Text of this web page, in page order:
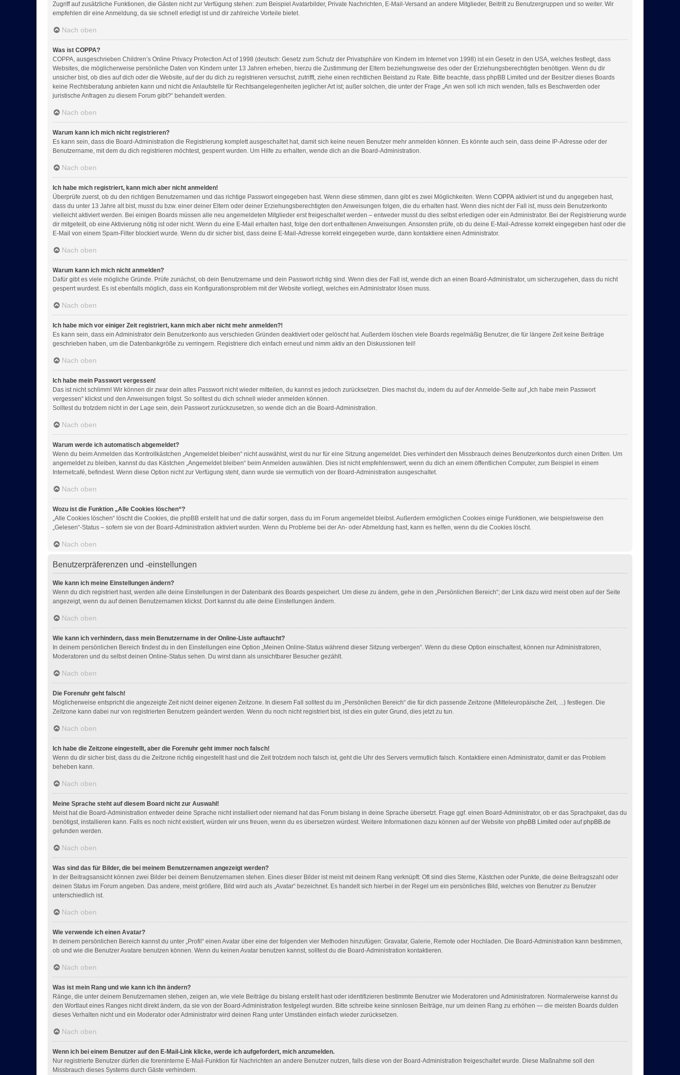
Zugriff auf zusätzliche Funktionen, die Gästen nicht zur Verfügung stehen: zum Beispiel Avatarbilder, Private Nachrichten, E-Mail-Versand an andere Mitglieder, Beitritt zu Benutzergruppen und so weiter. Wir
empfehlen dir eine Anmeldung, da sie schnell erledigt ist und dir zahlreiche Vorteile bietet.
Nach oben
Was ist COPPA?
COPPA, ausgeschrieben Children’s Online Privacy Protection Act of 1998 (deutsch: Gesetz zum Schutz der Privatsphäre von Kindern im Internet von 1998) ist ein Gesetz in den USA, welches festlegt, dass
Websites, die möglicherweise persönliche Daten von Kindern unter 13 Jahren erheben, hierzu die Zustimmung der Eltern beziehungsweise des oder der Erziehungsberechtigten benötigen. Wenn du dir
unsicher bist, ob dies auf dich oder die Website, auf der du dich zu registrieren versuchst, zutrifft, ziehe einen rechtlichen Beistand zu Rate. Bitte beachte, dass phpBB Limited und der Besitzer dieses Boards
keine Rechtsberatung anbieten kann und nicht die Anlaufstelle für Rechtsangelegenheiten jeglicher Art ist; außer solchen, die unter der Frage „An wen soll ich mich wenden, falls es Beschwerden oder
juristische Anfragen zu diesem Forum gibt?“ behandelt werden.
Nach oben
Warum kann ich mich nicht registrieren?
Es kann sein, dass die Board-Administration die Registrierung komplett ausgeschaltet hat, damit sich keine neuen Benutzer mehr anmelden können. Es könnte auch sein, dass deine IP-Adresse oder der
Benutzername, mit dem du dich registrieren möchtest, gesperrt wurden. Um Hilfe zu erhalten, wende dich an die Board-Administration.
Nach oben
Ich habe mich registriert, kann mich aber nicht anmelden!
Überprüfe zuerst, ob du den richtigen Benutzernamen und das richtige Passwort eingegeben hast. Wenn diese stimmen, dann gibt es zwei Möglichkeiten. Wenn COPPA aktiviert ist und du angegeben hast,
dass du unter 13 Jahre alt bist, musst du bzw. einer deiner Eltern oder deiner Erziehungsberechtigten den Anweisungen folgen, die du erhalten hast. Wenn dies nicht der Fall ist, muss dein Benutzerkonto
vielleicht aktiviert werden. Bei einigen Boards müssen alle neu angemeldeten Mitglieder erst freigeschaltet werden – entweder musst du dies selbst erledigen oder ein Administrator. Bei der Registrierung wurde
dir mitgeteilt, ob eine Aktivierung nötig ist oder nicht. Wenn du eine E-Mail erhalten hast, folge den dort enthaltenen Anweisungen. Ansonsten prüfe, ob du deine E-Mail-Adresse korrekt eingegeben hast oder die
E-Mail von einem Spam-Filter blockiert wurde. Wenn du dir sicher bist, dass deine E-Mail-Adresse korrekt eingegeben wurde, dann kontaktiere einen Administrator.
Nach oben
Warum kann ich mich nicht anmelden?
Dafür gibt es viele mögliche Gründe. Prüfe zunächst, ob dein Benutzername und dein Passwort richtig sind. Wenn dies der Fall ist, wende dich an einen Board-Administrator, um sicherzugehen, dass du nicht
gesperrt wurdest. Es ist ebenfalls möglich, dass ein Konfigurationsproblem mit der Website vorliegt, welches ein Administrator lösen muss.
Nach oben
Ich habe mich vor einiger Zeit registriert, kann mich aber nicht mehr anmelden?!
Es kann sein, dass ein Administrator dein Benutzerkonto aus verschieden Gründen deaktiviert oder gelöscht hat. Außerdem löschen viele Boards regelmäßig Benutzer, die für längere Zeit keine Beiträge
geschrieben haben, um die Datenbankgröße zu verringern. Registriere dich einfach erneut und nimm aktiv an den Diskussionen teil!
Nach oben
Ich habe mein Passwort vergessen!
Das ist nicht schlimm! Wir können dir zwar dein altes Passwort nicht wieder mitteilen, du kannst es jedoch zurücksetzen. Dies machst du, indem du auf der Anmelde-Seite auf „Ich habe mein Passwort
vergessen“ klickst und den Anweisungen folgst. So solltest du dich schnell wieder anmelden können.
Solltest du trotzdem nicht in der Lage sein, dein Passwort zurückzusetzen, so wende dich an die Board-Administration.
Nach oben
Warum werde ich automatisch abgemeldet?
Wenn du beim Anmelden das Kontrollkästchen „Angemeldet bleiben“ nicht auswählst, wirst du nur für eine Sitzung angemeldet. Dies verhindert den Missbrauch deines Benutzerkontos durch einen Dritten. Um
angemeldet zu bleiben, kannst du das Kästchen „Angemeldet bleiben“ beim Anmelden auswählen. Dies ist nicht empfehlenswert, wenn du dich an einem öffentlichen Computer, zum Beispiel in einem
Internetcafé, befindest. Wenn diese Option nicht zur Verfügung steht, dann wurde sie vermutlich von der Board-Administration ausgeschaltet.
Nach oben
Wozu ist die Funktion „Alle Cookies löschen“?
„Alle Cookies löschen“ löscht die Cookies, die phpBB erstellt hat und die dafür sorgen, dass du im Forum angemeldet bleibst. Außerdem ermöglichen Cookies einige Funktionen, wie beispielsweise den
„Gelesen“-Status – sofern sie von der Board-Administration aktiviert wurden. Wenn du Probleme bei der An- oder Abmeldung hast, kann es helfen, wenn du die Cookies löscht.
Nach oben
Benutzerpräferenzen und -einstellungen
Wie kann ich meine Einstellungen ändern?
Wenn du dich registriert hast, werden alle deine Einstellungen in der Datenbank des Boards gespeichert. Um diese zu ändern, gehe in den „Persönlichen Bereich“; der Link dazu wird meist oben auf der Seite
angezeigt, wenn du auf deinen Benutzernamen klickst. Dort kannst du alle deine Einstellungen ändern.
Nach oben
Wie kann ich verhindern, dass mein Benutzername in der Online-Liste auftaucht?
In deinem persönlichen Bereich findest du in den Einstellungen eine Option „Meinen Online-Status während dieser Sitzung verbergen“. Wenn du diese Option einschaltest, können nur Administratoren,
Moderatoren und du selbst deinen Online-Status sehen. Du wirst dann als unsichtbarer Besucher gezählt.
Nach oben
Die Forenuhr geht falsch!
Möglicherweise entspricht die angezeigte Zeit nicht deiner eigenen Zeitzone. In diesem Fall solltest du im „Persönlichen Bereich“ die für dich passende Zeitzone (Mitteleuropäische Zeit, ...) festlegen. Die
Zeitzone kann dabei nur von registrierten Benutzern geändert werden. Wenn du noch nicht registriert bist, ist dies ein guter Grund, dies jetzt zu tun.
Nach oben
Ich habe die Zeitzone eingestellt, aber die Forenuhr geht immer noch falsch!
Wenn du dir sicher bist, dass du die Zeitzone richtig eingestellt hast und die Zeit trotzdem noch falsch ist, geht die Uhr des Servers vermutlich falsch. Kontaktiere einen Administrator, damit er das Problem
beheben kann.
Nach oben
Meine Sprache steht auf diesem Board nicht zur Auswahl!
Meist hat die Board-Administration entweder deine Sprache nicht installiert oder niemand hat das Forum bislang in deine Sprache übersetzt. Frage ggf. einen Board-Administrator, ob er das Sprachpaket, das du
benötigst, installieren kann. Falls es noch nicht existiert, würden wir uns freuen, wenn du es übersetzen würdest. Weitere Informationen dazu können auf der Website von phpBB Limited oder aufphpBB.de
gefunden werden.
Nach oben
Was sind das für Bilder, die bei meinem Benutzernamen angezeigt werden?
In der Beitragsansicht können zwei Bilder bei deinem Benutzernamen stehen. Eines dieser Bilder ist meist mit deinem Rang verknüpft: Oft sind dies Sterne, Kästchen oder Punkte, die deine Beitragszahl oder
deinen Status im Forum angeben. Das andere, meist größere, Bild wird auch als „Avatar“ bezeichnet. Es handelt sich hierbei in der Regel um ein persönliches Bild, welches von Benutzer zu Benutzer
unterschiedlich ist.
Nach oben
Wie verwende ich einen Avatar?
In deinem persönlichen Bereich kannst du unter „Profil“ einen Avatar über eine der folgenden vier Methoden hinzufügen: Gravatar, Galerie, Remote oder Hochladen. Die Board-Administration kann bestimmen,
ob und wie die Benutzer Avatare benutzen können. Wenn du keinen Avatar benutzen kannst, solltest du die Board-Administration kontaktieren.
Nach oben
Was ist mein Rang und wie kann ich ihn ändern?
Ränge, die unter deinem Benutzernamen stehen, zeigen an, wie viele Beiträge du bislang erstellt hast oder identifizieren bestimmte Benutzer wie Moderatoren und Administratoren. Normalerweise kannst du
den Wortlaut eines Ranges nicht direkt ändern, da sie von der Board-Administration festgelegt wurden. Bitte schreibe keine sinnlosen Beiträge, nur um deinen Rang zu erhöhen — die meisten Boards dulden
dieses Verhalten nicht und ein Moderator oder Administrator wird deinen Rang unter Umständen einfach wieder zurücksetzen.
Nach oben
Wenn ich bei einem Benutzer auf den E-Mail-Link klicke, werde ich aufgefordert, mich anzumelden.
Nur registrierte Benutzer dürfen die foreninterne E-Mail-Funktion für Nachrichten an andere Benutzer nutzen, falls diese von der Board-Administration freigeschaltet wurde. Diese Maßnahme soll den
Missbrauch dieses Systems durch Gäste verhindern.